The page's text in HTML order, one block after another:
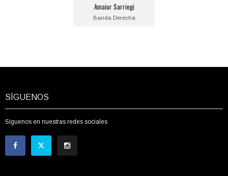
Amaiur Sarriegi
Banda Derecha
Real Sociedad
SÍGUENOS
Síguenos en nuestras redes sociales